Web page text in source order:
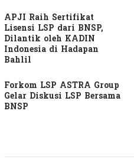
APJI Raih Sertifikat
Lisensi LSP dari BNSP,
Dilantik oleh KADIN
Indonesia di Hadapan
Bahlil
Forkom LSP ASTRA Group
Gelar Diskusi LSP Bersama
BNSP